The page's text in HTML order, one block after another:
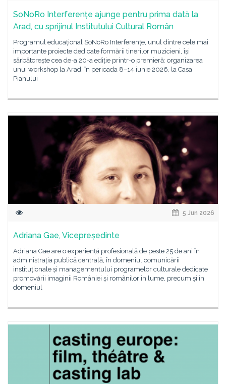
SoNoRo Interferențe ajunge pentru prima dată la
Arad, cu sprijinul Institutului Cultural Român
Programul educațional SoNoRo Interferențe, unul dintre cele mai
importante proiecte dedicate formării tinerilor muzicieni, își
sărbătorește cea de-a 20-a ediție printr-o premieră: organizarea
unui workshop la Arad, în perioada 8–14 iunie 2026, la Casa
Pianului
5 Jun 2026
Adriana Gae, Vicepreședinte
Adriana Gae are o experiență profesională de peste 25 de ani în
administrația publică centrală, în domeniul comunicării
instituționale și managementului programelor culturale dedicate
promovării imaginii României și românilor în lume, precum și în
domeniul